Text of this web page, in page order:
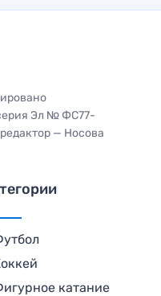
Эл № ФС77-
— Носова
катание